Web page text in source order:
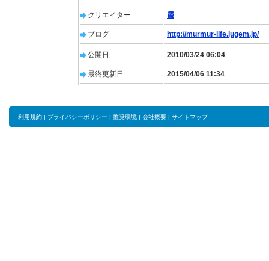
クリエイター 霞
ブログ http://murmur-life.jugem.jp/
公開日 2010/03/24 06:04
最終更新日 2015/04/06 11:34
利用規約 | プライバシーポリシー | 推奨環境 | 会社概要 | サイトマップ